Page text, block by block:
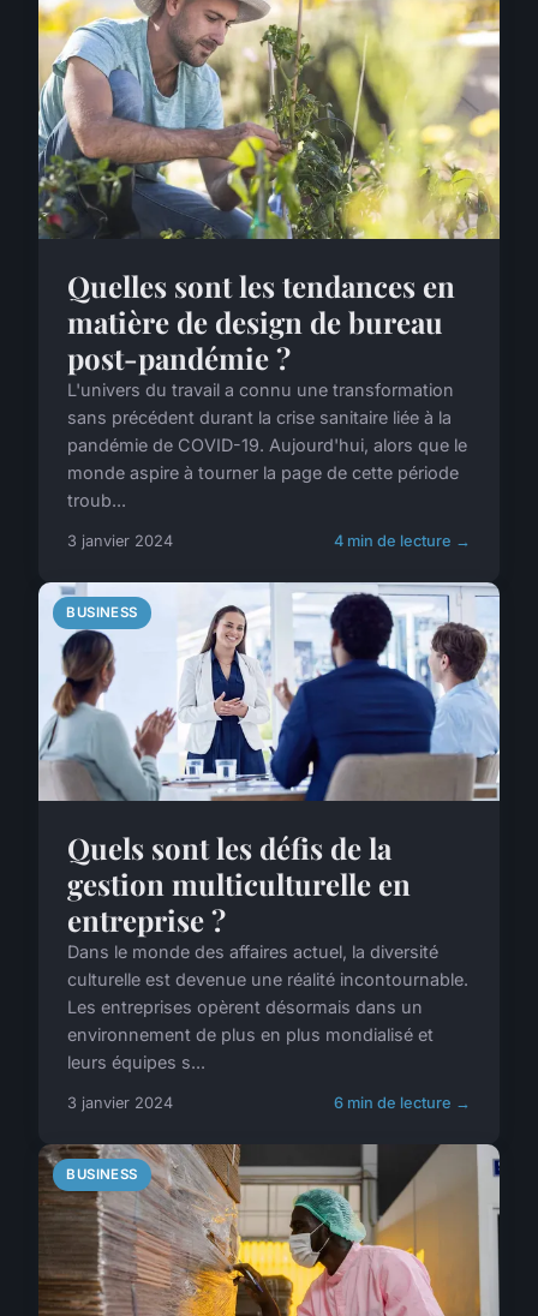
Quelles sont les tendances en
matière de design de bureau
post-pandémie ?
L'univers du travail a connu une transformation
sans précédent durant la crise sanitaire liée à la
pandémie de COVID-19. Aujourd'hui, alors que le
monde aspire à tourner la page de cette période
troub...
3 janvier 2024 4 min de lecture →
BUSINESS
Quels sont les défis de la
gestion multiculturelle en
entreprise ?
Dans le monde des affaires actuel, la diversité
culturelle est devenue une réalité incontournable.
Les entreprises opèrent désormais dans un
environnement de plus en plus mondialisé et
leurs équipes s...
3 janvier 2024 6 min de lecture →
BUSINESS